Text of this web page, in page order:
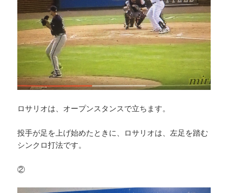
ロサリオは、オープンスタンスで立ちます。
投手が足を上げ始めたときに、ロサリオは、左足を踏む
シンクロ打法です。
②